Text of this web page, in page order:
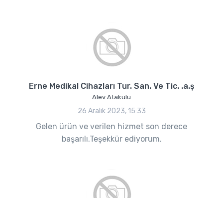
Erne Medikal Cihazları Tur. San. Ve Tic. .a.ş
Alev Atakulu
26 Aralık 2023, 15:33
Gelen ürün ve verilen hizmet son derece
başarılı.Teşekkür ediyorum.